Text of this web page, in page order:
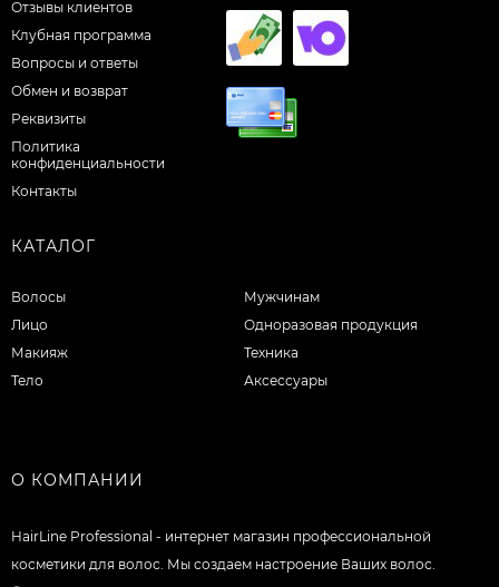
Отзывы клиентов
Клубная программа
Вопросы и ответы
Обмен и возврат
Реквизиты
Политика
конфиденциальности
Контакты
КАТАЛОГ
Волосы
Лицо
Макияж
Тело
Мужчинам
Одноразовая продукция
Техника
Аксессуары
О КОМПАНИИ
HairLine Professional - интернет магазин профессиональной
косметики для волос. Мы создаем настроение Ваших волос.